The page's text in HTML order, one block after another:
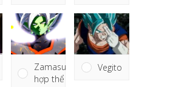
Zamasu
hợp thể
Vegito